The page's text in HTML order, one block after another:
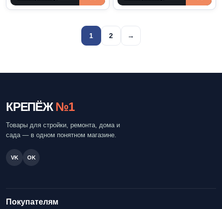
Пагинация
записей
1 2 →
КРЕПЁЖ №1
Товары для стройки, ремонта, дома и
сада — в одном понятном магазине.
VK OK
Покупателям